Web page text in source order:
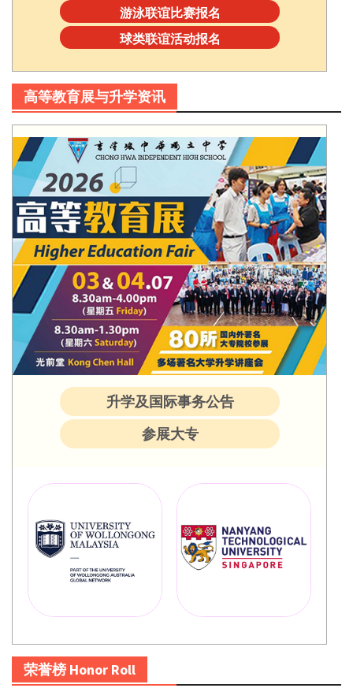
游泳联谊比赛报名
球类联谊活动报名
高等教育展与升学资讯
升学及国际事务公告
参展大专
荣誉榜 Honor Roll